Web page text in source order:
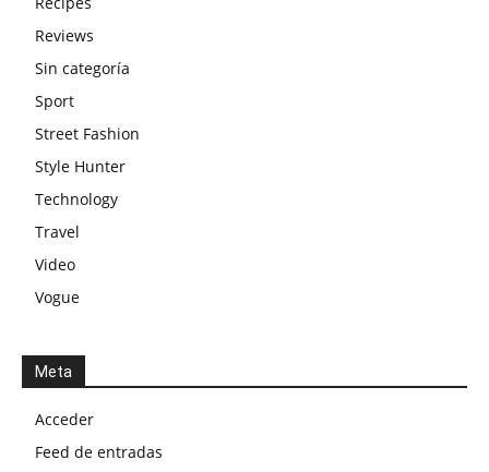
Reviews
Sin categoría
Sport
Street Fashion
Style Hunter
Technology
Travel
Video
Vogue
Meta
Acceder
Feed de entradas